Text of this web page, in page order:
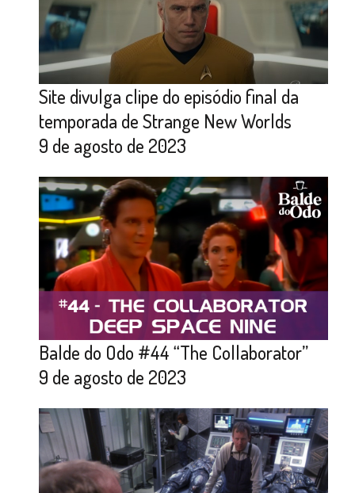
Site divulga clipe do episódio final da
temporada de Strange New Worlds
9 de agosto de 2023
Balde do Odo #44 “The Collaborator”
9 de agosto de 2023